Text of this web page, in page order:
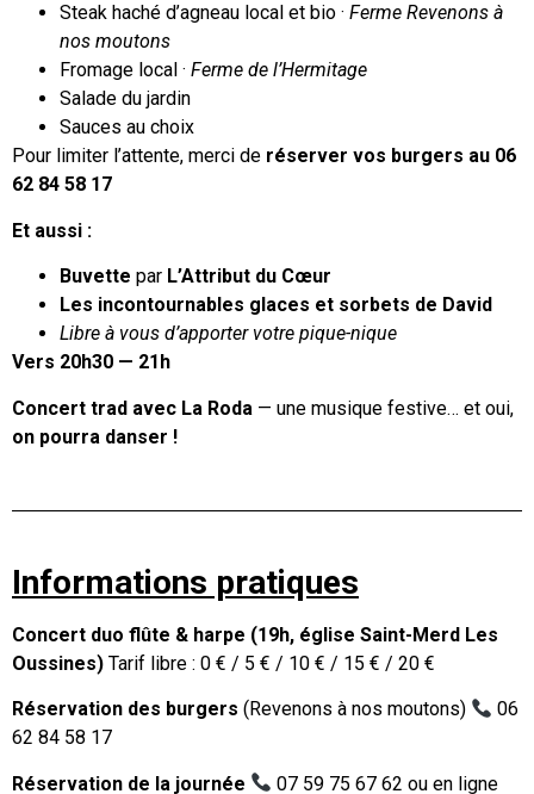
Steak haché d’agneau local et bio · Ferme Revenons à
nos moutons
Fromage local · Ferme de l’Hermitage
Salade du jardin
Sauces au choix
Pour limiter l’attente, merci de réserver vos burgers au 06
62 84 58 17
Et aussi :
Buvette par L’Attribut du Cœur
Les incontournables glaces et sorbets de David
Libre à vous d’apporter votre pique-nique
Vers 20h30 — 21h
Concert trad avec La Roda — une musique festive… et oui,
on pourra danser !
Informations pratiques
Concert duo flûte & harpe (19h, église Saint-Merd Les
Oussines) Tarif libre : 0 € / 5 € / 10 € / 15 € / 20 €
Réservation des burgers (Revenons à nos moutons)
06
62 84 58 17
Réservation de la journée
07 59 75 67 62 ou en ligne